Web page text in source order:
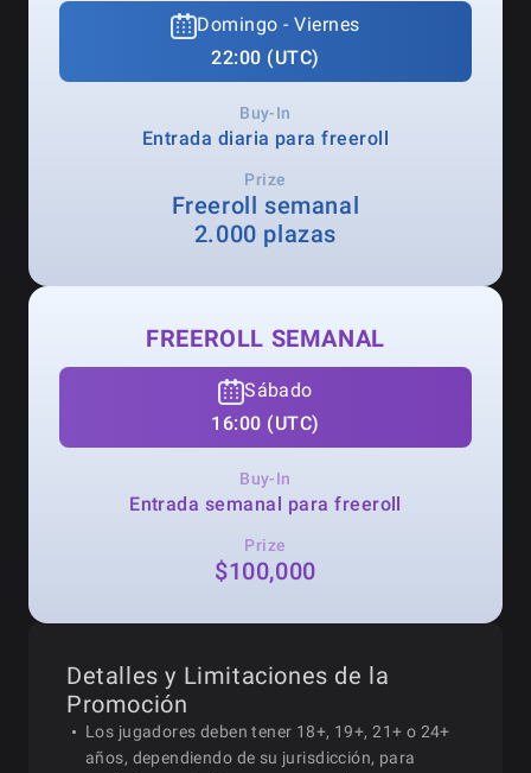
Domingo - Viernes
22:00 (UTC)
Buy-In
Entrada diaria para freeroll
Prize
Freeroll semanal
2.000 plazas
FREEROLL SEMANAL
Sábado
16:00 (UTC)
Buy-In
Entrada semanal para freeroll
Prize
$100,000
Detalles y Limitaciones de la
Promoción
Los jugadores deben tener 18+, 19+, 21+ o 24+
años, dependiendo de su jurisdicción, para